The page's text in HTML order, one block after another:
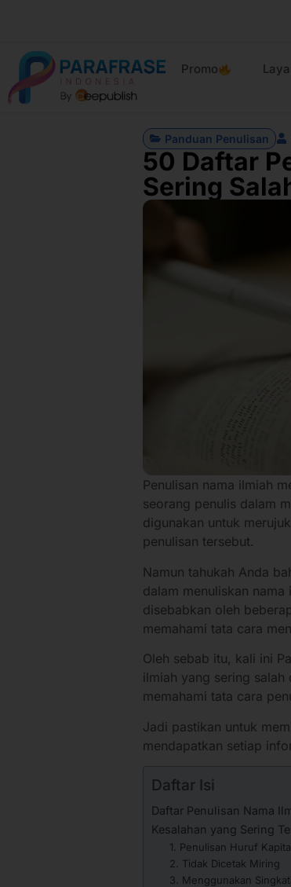
Promo
Panduan Penulisan
50 Daftar
Sering
Penulisan nama ilmiah
seorang penulis dalam
digunakan untuk
penulisan tersebut.
Namun tahukah Anda
dalam menuliskan nama
disebabkan oleh
memahami tata cara
Oleh sebab itu, kali ini
ilmiah yang sering salah
memahami tata cara
Jadi pastikan untuk
mendapatkan setiap
Daftar Isi
Daftar Penulisan Nama
Kesalahan yang Sering
1. Penulisan Huruf
2. Tidak Dicetak Miring
3. Menggunakan